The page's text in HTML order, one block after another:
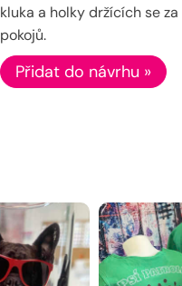
kluka a holky držících se
pokojů.
Přidat do návrhu »